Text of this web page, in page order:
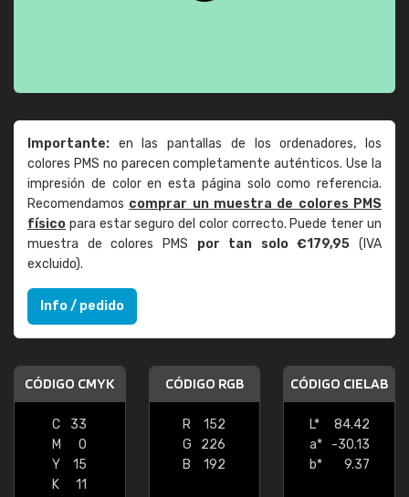
Importante: en las pantallas de los ordenadores, los
colores PMS no parecen completamente auténticos. Use la
impresión de color en esta página solo como referencia.
Recomendamos comprar un muestra de colores PMS
físico para estar seguro del color correcto. Puede tener un
muestra de colores PMS por tan solo €179,95 (IVA
excluido).
Info / pedido
CÓDIGO CMYK
C
33
M
0
Y
15
K
11
CÓDIGO RGB
R
152
G
226
B
192
CÓDIGO CIELAB
L*
84.42
a*
-30.13
b*
9.37